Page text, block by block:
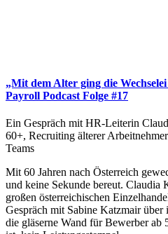
„Mit dem Alter ging die
Payroll Podcast Folge #17
Ein Gespräch mit HR-Leiterin
60+, Recruiting älterer
Teams
Mit 60 Jahren nach Österreich
und keine Sekunde bereut.
großen österreichischen
Gespräch mit Sabine Katzmair
die gläserne Wand für Bewerber